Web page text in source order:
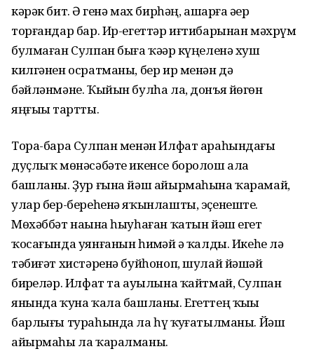
кәрәк бит. Әҙ генә мах бирһәң, ашарға әҙер
торғандар бар. Ир-егеттәр иғтибарынан мәхрүм
булмаған Сулпан быға ҡәҙәр күңеленә хуш
килгәнен осратманы, бер ир менән дә
бәйләнмәне. Ҡыйын булһа ла, донъя йөгөн
яңғыҙы тартты.
Тора-бара Сулпан менән Илфат араһындағы
дуҫлыҡ мөнәсәбәте икенсе боролош ала
башланы. Ҙур ғына йәш айырмаһына ҡарамай,
улар бер-береһенә яҡынлашты, эҫенеште.
Мөхәббәт наҙына һыуһаған ҡатын йәш егет
ҡосағында уянғанын һиҙмәй ҙә ҡалды. Икеһе лә
тәбиғәт хистәренә буйһоноп, шулай йәшәй
бирҙеләр. Илфат та ауылына ҡайтмай, Сулпан
янында ҡуна ҡала башланы. Егеттең ҡыҙы
барлығы тураһында ла һүҙ ҡуҙғатылманы. Йәш
айырмаһы ла ҡаралманы.